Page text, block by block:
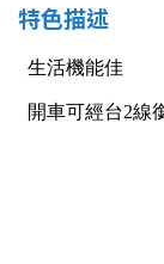
屏東縣
特色描述